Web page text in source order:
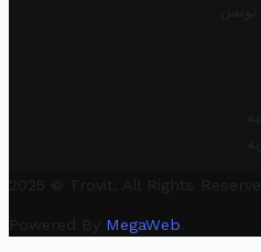
2025 © Trovit. All Rights
Powered By MegaWeb